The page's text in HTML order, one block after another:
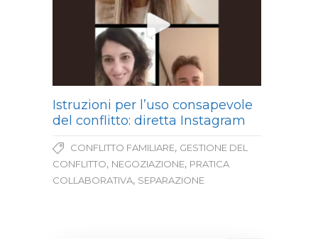
Istruzioni per l’uso consapevole
del conflitto: diretta Instagram
CONFLITTO FAMILIARE, GESTIONE DEL
CONFLITTO, NEGOZIAZIONE, PRATICA
COLLABORATIVA, SEPARAZIONE